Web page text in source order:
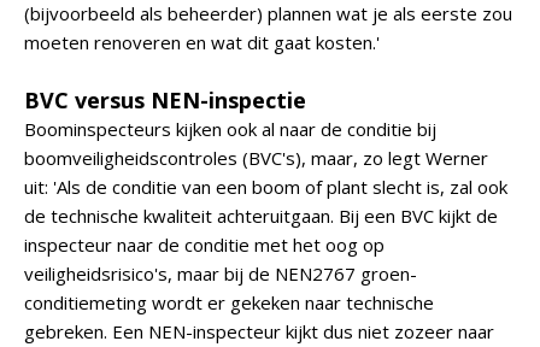
(bijvoorbeeld als beheerder) plannen wat je als eerste zou
moeten renoveren en wat dit gaat kosten.'
BVC versus NEN-inspectie
Boominspecteurs kijken ook al naar de conditie bij
boomveiligheidscontroles (BVC's), maar, zo legt Werner
uit: 'Als de conditie van een boom of plant slecht is, zal ook
de technische kwaliteit achteruitgaan. Bij een BVC kijkt de
inspecteur naar de conditie met het oog op
veiligheidsrisico's, maar bij de NEN2767 groen-
conditiemeting wordt er gekeken naar technische
gebreken. Een NEN-inspecteur kijkt dus niet zozeer naar